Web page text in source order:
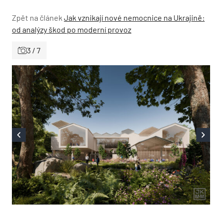
Zpět na článek Jak vznikají nové nemocnice na Ukrajině:
od analýzy škod po moderní provoz
3 / 7